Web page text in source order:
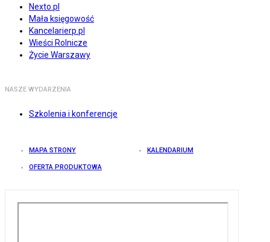
Nexto.pl
Mała księgowość
Kancelarierp.pl
Wieści Rolnicze
Życie Warszawy
NASZE WYDARZENIA
Szkolenia i konferencje
MAPA STRONY KALENDARIUM
OFERTA PRODUKTOWA